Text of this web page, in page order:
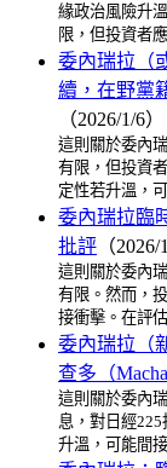
緣政治風險升
限，但投資者
委內瑞拉（
續，在野黨
（2026/1/6）
這則關於委內
有限，但投資
定性若升溫，
委內瑞拉臨
批評 （2026/
這則關於委內
有限。然而，
接衝擊。在評
委內瑞拉（
查多（
這則關於委內
息，對日經
升溫，可能間